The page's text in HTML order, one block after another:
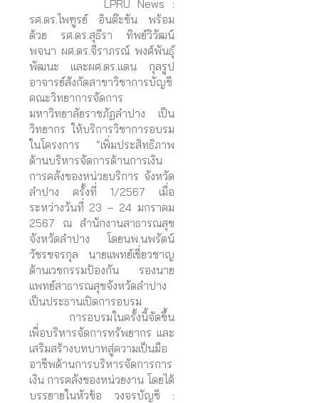
LPRU News :
รศ.ดร.ไพฑูรย์ อินต๊ะขัน พร้อม
ด้วย รศ.ดร.สุธีรา ทิพย์วิวัฒน์
พจนา ผศ.ดร.จีราภรณ์ พงศ์พันธุ์
พัฒนะ และผศ.ดร.แดน กุลรูป
อาจารย์สังกัดสาขาวิชาการบัญชี
คณะวิทยาการจัดการ
มหาวิทยาลัยราชภัฏลำปาง เป็น
วิทยากร ให้บริการวิชาการอบรม
ในโครงการ “เพิ่มประสิทธิภาพ
ด้านบริหารจัดการด้านการเงิน
การคลังของหน่วยบริการ จังหวัด
ลำปาง ครั้งที่ 1/2567 เมื่อ
ระหว่างวันที่ 23 – 24 มกราคม
2567 ณ สำนักงานสาธารณสุข
จังหวัดลำปาง โดยนพ.นพรัตน์
วัชรขจรกุล นายแพทย์เชี่ยวชาญ
ด้านเวชกรรมป้องกัน รองนาย
แพทย์สาธารณสุขจังหวัดลำปาง
เป็นประธานเปิดการอบรม
การอบรมในครั้งนี้จัดขึ้น
เพื่อบริหารจัดการทรัพยากร และ
เสริมสร้างบทบาทสู่ความเป็นมือ
อาชีพด้านการบริหารจัดการการ
เงิน การคลังของหน่วยงาน โดยได้
บรรยายในหัวข้อ วงจรบัญชี :